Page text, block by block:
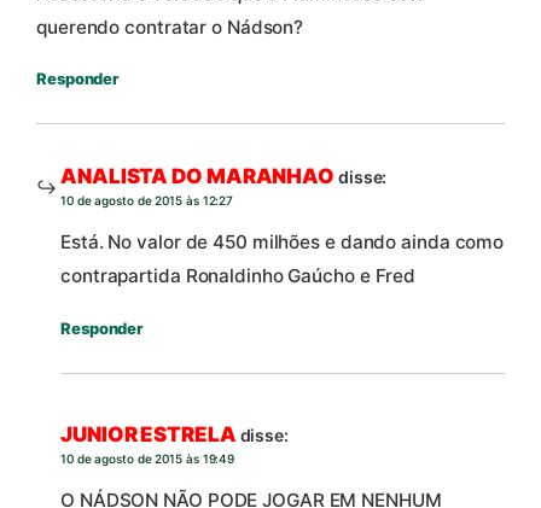
querendo contratar o Nádson?
Responder
ANALISTA DO MARANHAO disse:
10 de agosto de 2015 às 12:27
Está. No valor de 450 milhões e dando ainda como
contrapartida Ronaldinho Gaúcho e Fred
Responder
JUNIOR ESTRELA disse:
10 de agosto de 2015 às 19:49
O NÁDSON NÃO PODE JOGAR EM NENHUM